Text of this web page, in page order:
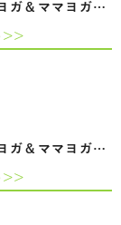
【千葉市美浜区】ベビーヨガ＆ママヨガイ…
>>
【千葉市中央区】ベビーヨガ＆ママヨガイ…
>>